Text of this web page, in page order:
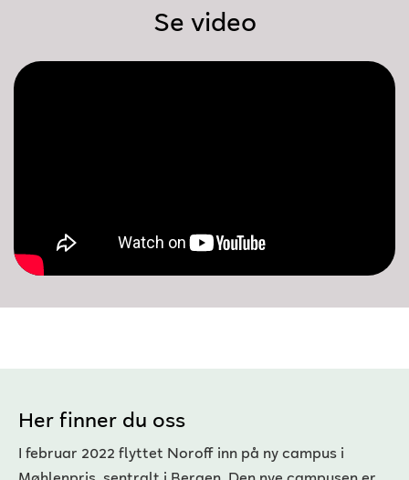
Se video
Her finner du oss
I februar 2022 flyttet Noroff inn på ny campus i